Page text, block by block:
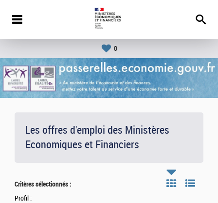
0
Les offres d'emploi des Ministères
Economiques et Financiers
Critères sélectionnés :
Profil :